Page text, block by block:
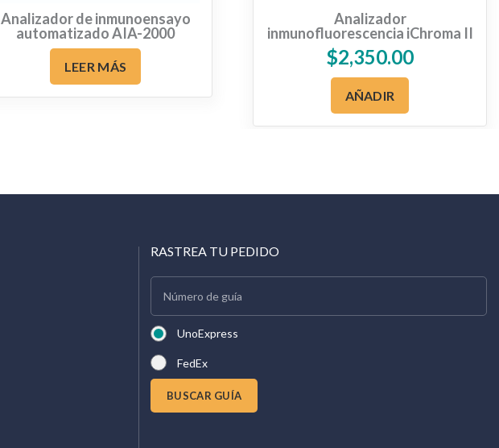
Analizador de inmunoensayo
automatizado AIA-2000
LEER MÁS
Analizador
inmunofluorescencia iChroma II
$2,350.00
AÑADIR
RASTREA TU PEDIDO
UnoExpress
FedEx
BUSCAR GUÍA